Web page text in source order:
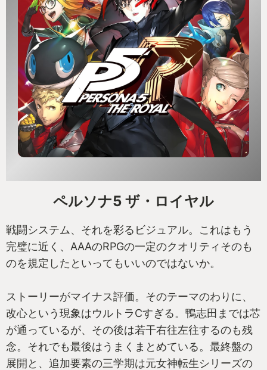
ペルソナ5 ザ・ロイヤル
戦闘システム、それを彩るビジュアル。これはもう
完璧に近く、AAAのRPGの一定のクオリティそのも
のを規定したといってもいいのではないか。
ストーリーがマイナス評価。そのテーマのわりに、
改心という現象はウルトラCすぎる。鴨志田までは芯
が通っているが、その後は若干右往左往するのも残
念。それでも最後はうまくまとめている。最終盤の
展開と、追加要素の三学期は元女神転生シリーズの